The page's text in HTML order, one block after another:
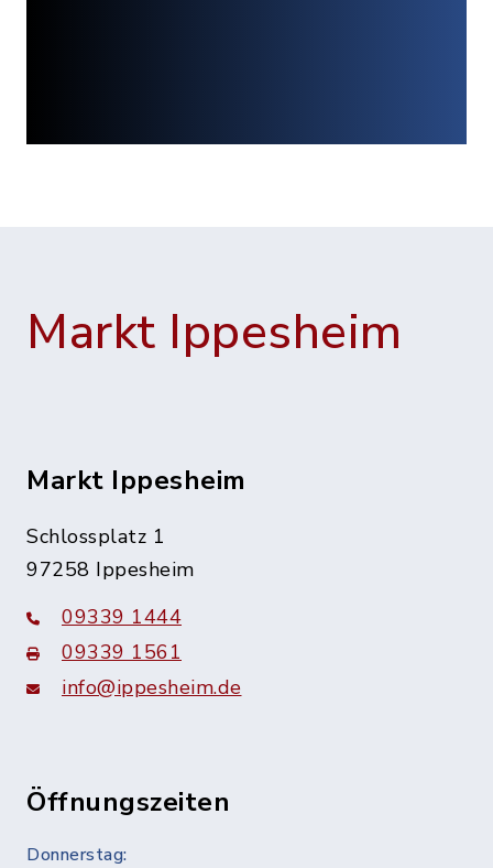
Markt Ippesheim
Markt Ippesheim
Schlossplatz 1
97258 Ippesheim
09339 1444
09339 1561
info@ippesheim.de
Öffnungszeiten
Donnerstag: